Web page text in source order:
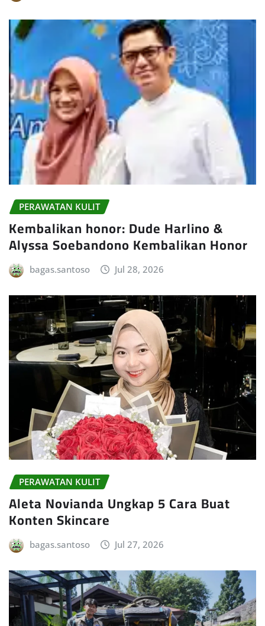
PERAWATAN KULIT
Kembalikan honor: Dude Harlino &
Alyssa Soebandono Kembalikan Honor
bagas.santoso Jul 28, 2026
PERAWATAN KULIT
Aleta Novianda Ungkap 5 Cara Buat
Konten Skincare
bagas.santoso Jul 27, 2026